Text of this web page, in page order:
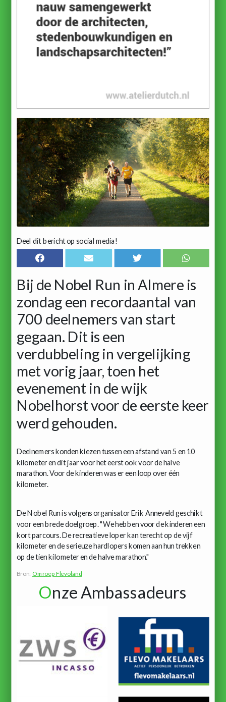
Deel dit bericht op social media!
Bij de Nobel Run in Almere is
zondag een recordaantal van
700 deelnemers van start
gegaan. Dit is een
verdubbeling in vergelijking
met vorig jaar, toen het
evenement in de wijk
Nobelhorst voor de eerste keer
werd gehouden.
Deelnemers konden kiezen tussen een afstand van 5 en 10
kilometer en dit jaar voor het eerst ook voor de halve
marathon. Voor de kinderen was er een loop over één
kilometer.
De Nobel Run is volgens organisator Erik Anneveld geschikt
voor een brede doelgroep. "We hebben voor de kinderen een
kort parcours. De recreatieve loper kan terecht op de vijf
kilometer en de serieuze hardlopers komen aan hun trekken
op de tien kilometer en de halve marathon."
Bron: Omroep Flevoland
Onze Ambassadeurs